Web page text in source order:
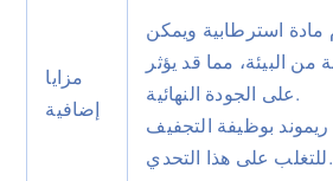
مزايا
إضافية
مادة استرطابية ويمكن
البيئة، مما قد يؤثر
على الجودة النهائية.
بوظيفة التجفيف
للتغلب على هذا التحدي.